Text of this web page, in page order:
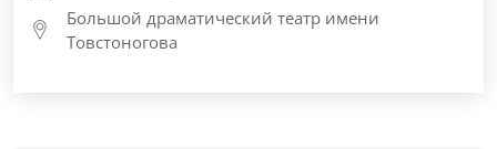
Большой драматический театр имени
Товстоногова